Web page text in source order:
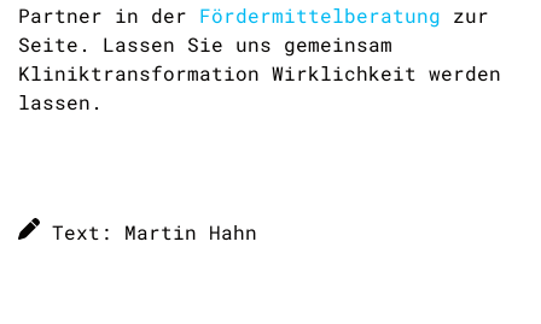
Partner in der Fördermittelberatung zur
Seite. Lassen Sie uns gemeinsam
Kliniktransformation Wirklichkeit werden
lassen.
Text: Martin Hahn